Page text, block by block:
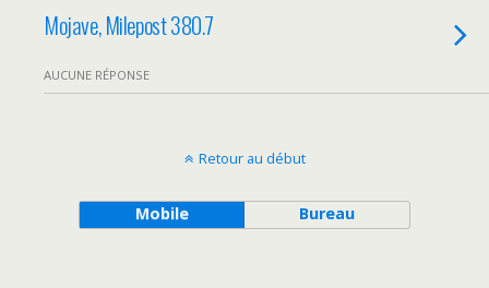
Mojave, Milepost 380.7
AUCUNE RÉPONSE
Retour au début
Mobile Bureau